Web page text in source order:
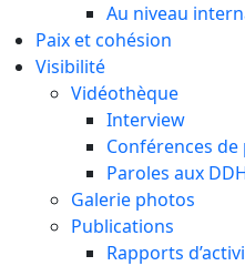
Au niveau
Paix et cohésion
Visibilité
Vidéothèque
Interview
Conférences de
Paroles aux
Galerie photos
Publications
Rapports